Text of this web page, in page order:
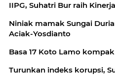
IIPG, Suhatri Bur raih
Niniak mamak Sungai
Aciak-Yosdianto
Basa 17 Koto Lamo
Turunkan indeks korupsi,